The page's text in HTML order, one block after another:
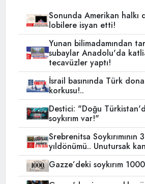
Sonunda Amerikan halkı
lobilere isyan etti!
Yunan bilimadamından
subaylar Anadolu'da
tecavüzler yaptı!
İsrail basınında Türk
korkusu!..
Destici: "Doğu
soykırım var!"
Srebrenitsa Soykırımının
yıldönümü.. Unutursak
Gazze’deki soykırım